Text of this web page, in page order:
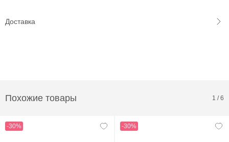
Доставка
Похожие товары 1 /6
-30% -30%